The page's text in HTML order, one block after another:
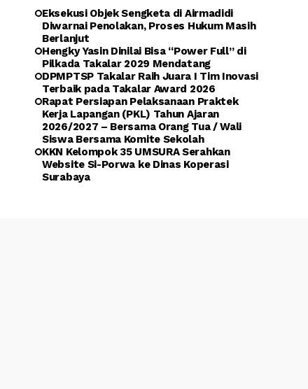
Eksekusi Objek Sengketa di Airmadidi
Diwarnai Penolakan, Proses Hukum Masih
Berlanjut
Hengky Yasin Dinilai Bisa “Power Full” di
Pilkada Takalar 2029 Mendatang
DPMPTSP Takalar Raih Juara I Tim Inovasi
Terbaik pada Takalar Award 2026
Rapat Persiapan Pelaksanaan Praktek
Kerja Lapangan (PKL) Tahun Ajaran
2026/2027 – Bersama Orang Tua / Wali
Siswa Bersama Komite Sekolah
KKN Kelompok 35 UMSURA Serahkan
Website Si-Porwa ke Dinas Koperasi
Surabaya